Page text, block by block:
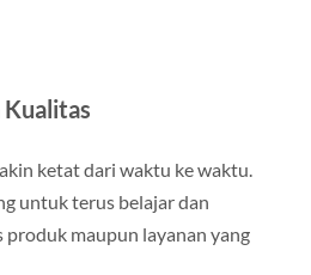
ketat dari waktu ke waktu.
untuk terus belajar dan
maupun layanan yang